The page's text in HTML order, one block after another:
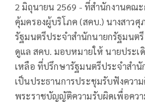
2 มิถุนายน 2569 - ที่สำนักงานคณะ
คุ้มครองผู้บริโภค (สคบ.) นางสาว
รัฐมนตรีประจำสำนักนายกรัฐมนต
ดูแล สคบ. มอบหมายให้ นายประ
เหลือ ที่ปรึกษารัฐมนตรีประจำสำ
เป็นประธานการประชุมรับฟังควา
พระราชบัญญัติความรับผิดเพื่อคว